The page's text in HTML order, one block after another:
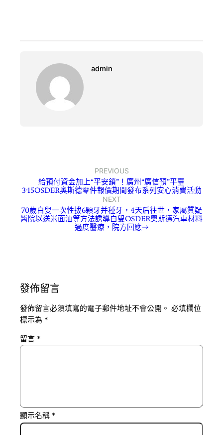
admin
PREVIOUS
給預付資金加上“平安鎖”！廣州“廣信預”平臺
3·15OSDER奧斯德零件報價期間發布系列安心消費活動
NEXT
70歲白叟一次性拔6顆牙并種牙，4天后往世，家屬質疑
醫院以送米面油等方法誘導白叟OSDER奧斯德汽車材料
過度醫療，院方回應→
發佈留言
發佈留言必須填寫的電子郵件地址不會公開。 必填欄位
標示為 *
留言 *
顯示名稱 *